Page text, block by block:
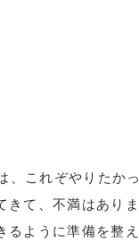
、これぞやりたかっ
きて、不満はありま
ように準備を整え